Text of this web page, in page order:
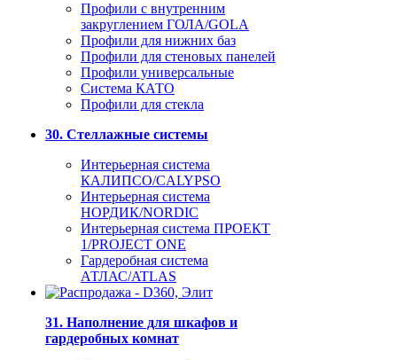
Профили с внутренним
закруглением ГОЛА/GOLA
Профили для нижних баз
Профили для стеновых панелей
Профили универсальные
Система КАТО
Профили для стекла
30. Стеллажные системы
Интерьерная система
КАЛИПСО/CALYPSO
Интерьерная система
НОРДИК/NORDIC
Интерьерная система ПРОЕКТ
1/PROJECT ONE
Гардеробная система
АТЛАС/ATLAS
31. Наполнение для шкафов и
гардеробных комнат